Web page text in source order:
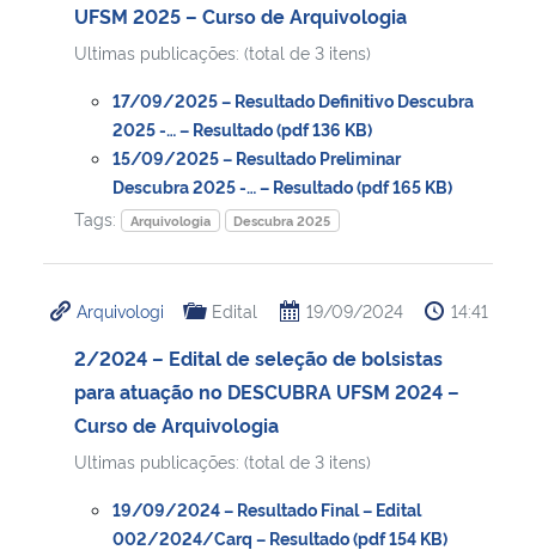
Ministério da Mulher, da Família e dos Direitos Humanos
Secretaria-Geral
Secretaria de Governo
Advocacia-Geral da União
Banco Central do Brasil
UFSM 2025 – Curso de Arquivologia
Ultimas publicações: (total de 3 itens)
17/09/2025 – Resultado Definitivo Descubra
2025 -… – Resultado (pdf 136 KB)
15/09/2025 – Resultado Preliminar
Descubra 2025 -… – Resultado (pdf 165 KB)
Tags:
Arquivologia Descubra 2025
Arquivologi Edital 19/09/2024 14:41
2/2024 – Edital de seleção de bolsistas
para atuação no DESCUBRA UFSM 2024 –
Curso de Arquivologia
Ultimas publicações: (total de 3 itens)
19/09/2024 – Resultado Final – Edital
002/2024/Carq – Resultado (pdf 154 KB)